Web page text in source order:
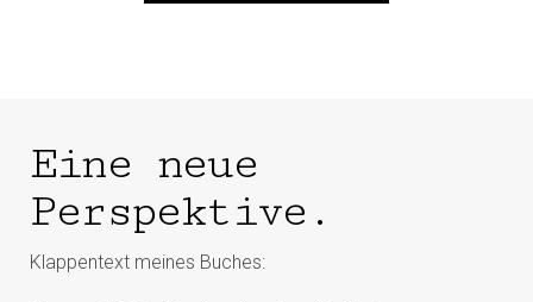
Eine neue
Perspektive.
Klappentext meines Buches: